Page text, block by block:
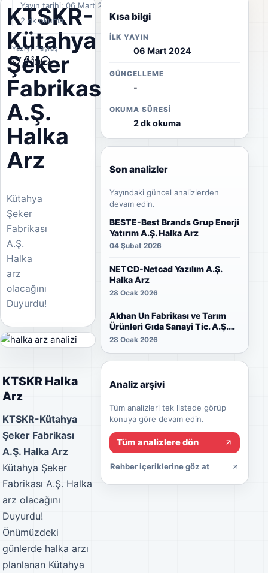
KTSKR-
Kütahya
Şeker
Fabrikası
A.Ş.
Halka
Arz
Kütahya
Şeker
Fabrikası
A.Ş.
Halka
arz
olacağını
Duyurdu!
Yayın tarihi: 06 Mart 2024
2 dk okuma
Yazıyı Paylaş
KTSKR Halka
Arz
KTSKR-Kütahya
Şeker Fabrikası
A.Ş. Halka Arz
Kütahya Şeker
Fabrikası A.Ş. Halka
arz olacağını
Duyurdu!
Önümüzdeki
günlerde halka arzı
planlanan Kütahya
Kısa bilgi
İLK YAYIN
06 Mart 2024
GÜNCELLEME
-
OKUMA SÜRESI
2 dk okuma
Son analizler
Yayındaki güncel analizlerden
devam edin.
BESTE-Best Brands Grup Enerji
Yatırım A.Ş. Halka Arz
04 Şubat 2026
NETCD-Netcad Yazılım A.Ş.
Halka Arz
28 Ocak 2026
Akhan Un Fabrikası ve Tarım
Ürünleri Gıda Sanayi Tic. A.Ş.
Halka Arz
28 Ocak 2026
Analiz arşivi
Tüm analizleri tek listede görüp
konuya göre devam edin.
Tüm analizlere dön
Rehber içeriklerine göz at